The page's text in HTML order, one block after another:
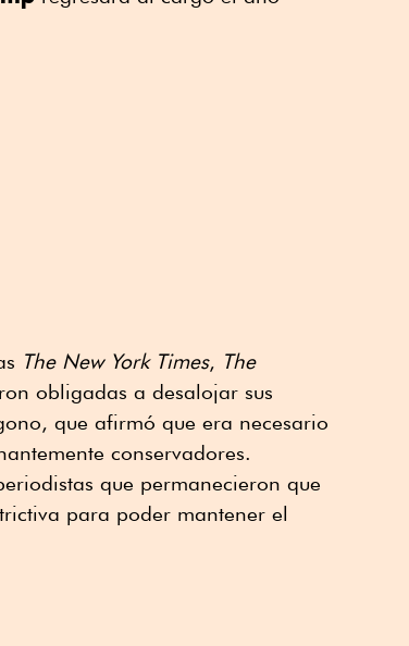
The New York Times, The
obligadas a desalojar sus
que afirmó que era necesario
conservadores.
que permanecieron que
para poder mantener el